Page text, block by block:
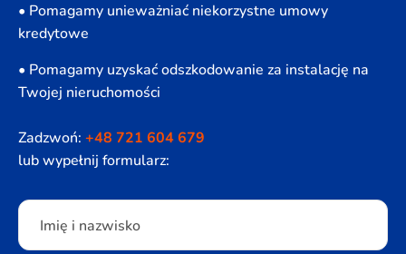
• Pomagamy unieważniać niekorzystne umowy
kredytowe
• Pomagamy uzyskać odszkodowanie za instalację na
Twojej nieruchomości
Zadzwoń: +48 721 604 679
lub wypełnij formularz:
Please leave this field empty.
Imię i nazwisko